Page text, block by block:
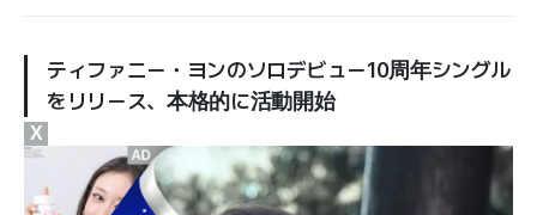
ティファニー・ヨンのソロデビュー10周年シングル
をリリース、本格的に活動開始
X